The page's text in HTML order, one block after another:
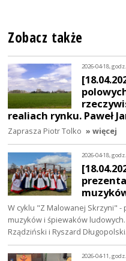
Zobacz także
2026-04-18,
realiach rynku. Paweł
Zaprasza Piotr Tolko » więcej
2026-04-18,
W cyklu "Z Malowanej Skrzyni" -
muzyków i śpiewaków
Rządziński i Ryszard
2026-04-11,